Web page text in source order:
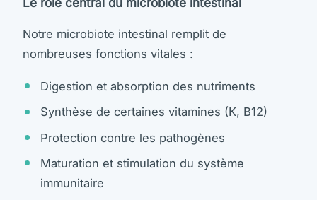
Notre microbiote intestinal remplit de
nombreuses fonctions vitales :
Digestion et absorption des nutriments
Synthèse de certaines vitamines (K, B12)
Protection contre les pathogènes
Maturation et stimulation du système
immunitaire